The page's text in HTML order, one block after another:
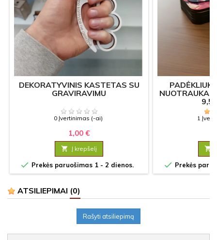
DEKORATYVINIS KASTETAS SU
GRAVIRAVIMU
0 Įvertinimas (-ai)
1,00 €
 Į krepšelį
 Prekės paruošimas 1 - 2 dienos.
NUOTRAUKA
1

 Prekės
ATSILIEPIMAI (0)
Rašyti atsiliepimą